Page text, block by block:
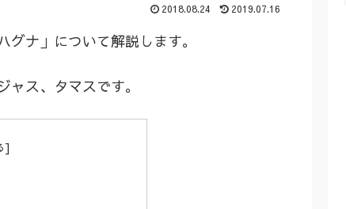
2018.08.24 2019.07.16
ナ」について解説します。
ス、タマスです。